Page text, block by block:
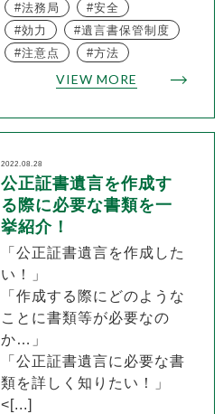
法務局
安全
効力
遺言書保管制度
注意点
方法
VIEW MORE
2022.08.28
公正証書遺言を作成す
る際に必要な書類を一
挙紹介！
「公正証書遺言を作成した
い！」
「作成する際にどのような
ことに書類等が必要なの
か…」
「公正証書遺言に必要な書
類を詳しく知りたい！」
<[...]